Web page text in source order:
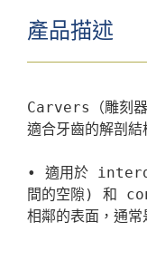
產品描述
Carvers（雕刻器
適合牙齒的解剖
• 適用於
間的空隙) 和
相鄰的表面，通